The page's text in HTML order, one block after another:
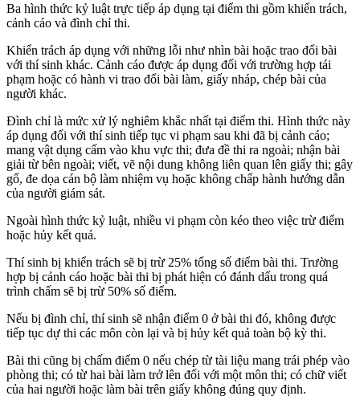
Ba hình thức kỷ luật trực tiếp áp dụng tại điểm thi gồm khiển trách,
cảnh cáo và đình chỉ thi.
Khiển trách áp dụng với những lỗi như nhìn bài hoặc trao đổi bài
với thí sinh khác. Cảnh cáo được áp dụng đối với trường hợp tái
phạm hoặc có hành vi trao đổi bài làm, giấy nháp, chép bài của
người khác.
Đình chỉ là mức xử lý nghiêm khắc nhất tại điểm thi. Hình thức này
áp dụng đối với thí sinh tiếp tục vi phạm sau khi đã bị cảnh cáo;
mang vật dụng cấm vào khu vực thi; đưa đề thi ra ngoài; nhận bài
giải từ bên ngoài; viết, vẽ nội dung không liên quan lên giấy thi; gây
gổ, đe dọa cán bộ làm nhiệm vụ hoặc không chấp hành hướng dẫn
của người giám sát.
Ngoài hình thức kỷ luật, nhiều vi phạm còn kéo theo việc trừ điểm
hoặc hủy kết quả.
Thí sinh bị khiển trách sẽ bị trừ 25% tổng số điểm bài thi. Trường
hợp bị cảnh cáo hoặc bài thi bị phát hiện có đánh dấu trong quá
trình chấm sẽ bị trừ 50% số điểm.
Nếu bị đình chỉ, thí sinh sẽ nhận điểm 0 ở bài thi đó, không được
tiếp tục dự thi các môn còn lại và bị hủy kết quả toàn bộ kỳ thi.
Bài thi cũng bị chấm điểm 0 nếu chép từ tài liệu mang trái phép vào
phòng thi; có từ hai bài làm trở lên đối với một môn thi; có chữ viết
của hai người hoặc làm bài trên giấy không đúng quy định.